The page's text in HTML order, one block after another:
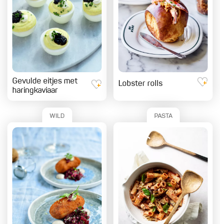
Gevulde eitjes met
haringkaviaar
Lobster rolls
WILD PASTA